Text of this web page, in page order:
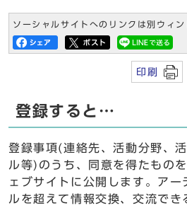
ソーシャルサイトへのリンクは別ウィン
印刷
登録すると…
登録事項(連絡先、活動分野、
ル等)のうち、同意を得たもの
ェブサイトに公開します。アー
ルを超えて情報交換、交流でき